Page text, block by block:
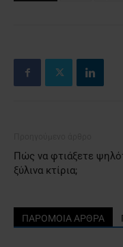
Πώς να φτιάξετε
ξύλινα κτίρια;
ΠΑΡΟΜΟΙΑ ΑΡΘΡΑ